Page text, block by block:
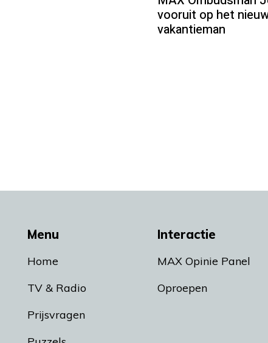
vooruit op het
vakantieman
Menu
Home
TV & Radio
Prijsvragen
Interactie
MAX Opinie Panel
Oproepen